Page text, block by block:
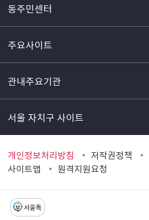
동주민센터
주요사이트
관내주요기관
서울 자치구 사이트
개인정보처리방침 저작권정책
사이트맵
원격지원요청
서울톡